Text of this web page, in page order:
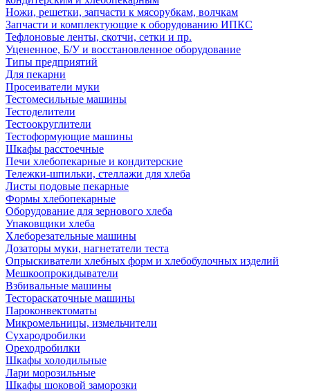
Ножи, решетки, запчасти к мясорубкам, волчкам
Запчасти и комплектующие к оборудованию ИПКС
Тефлоновые ленты, скотчи, сетки и пр.
Уцененное, Б/У и восстановленное оборудование
Типы предприятий
Для пекарни
Просеиватели муки
Тестомесильные машины
Тестоделители
Тестоокруглители
Тестоформующие машины
Шкафы расстоечные
Печи хлебопекарные и кондитерские
Тележки-шпильки, стеллажи для хлеба
Листы подовые пекарные
Формы хлебопекарные
Оборудование для зернового хлеба
Упаковщики хлеба
Хлеборезательные машины
Дозаторы муки, нагнетатели теста
Опрыскиватели хлебных форм и хлебобулочных изделий
Мешкоопрокидыватели
Взбивальные машины
Тестораскаточные машины
Пароконвектоматы
Микромельницы, измельчители
Сухародробилки
Ореходробилки
Шкафы холодильные
Лари морозильные
Шкафы шоковой заморозки